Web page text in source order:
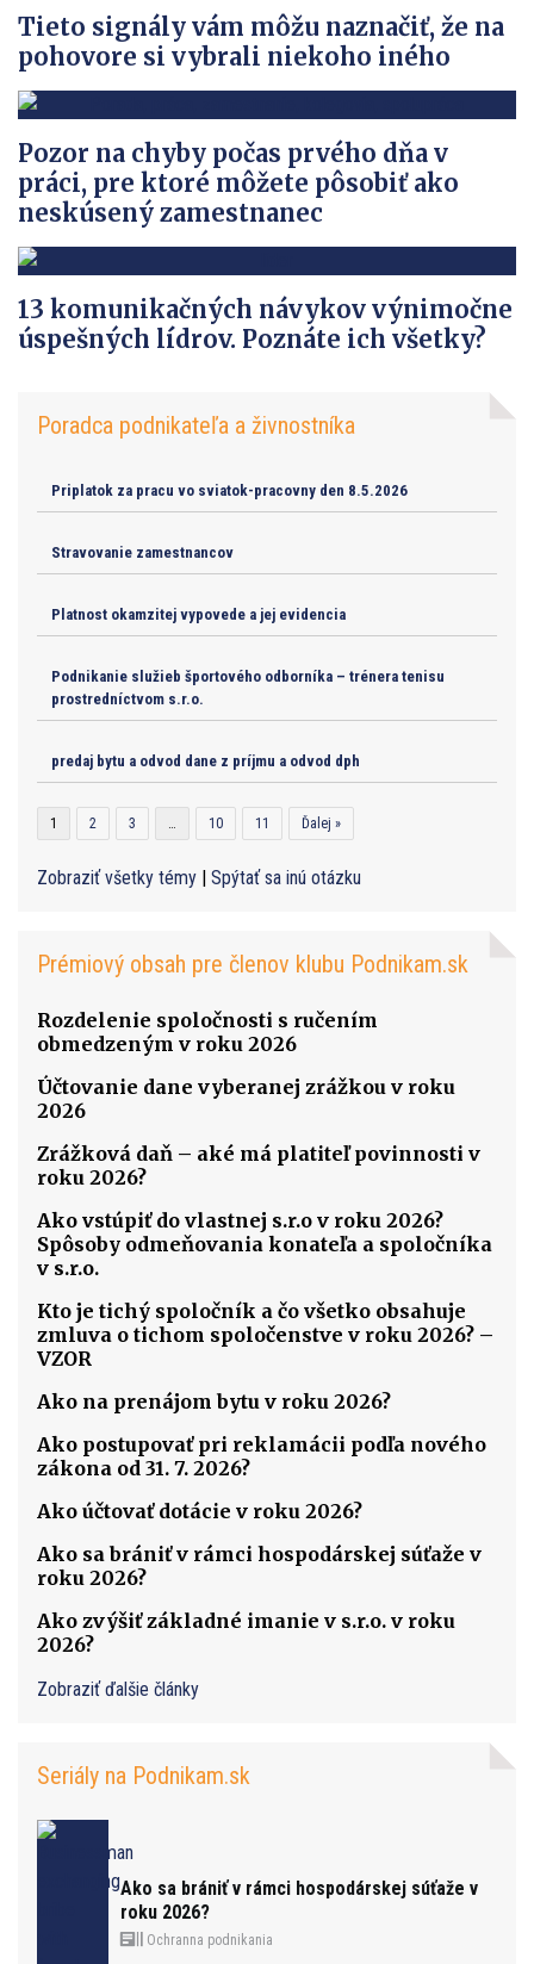
Tieto signály vám môžu naznačiť, že na
pohovore si vybrali niekoho iného
Pozor na chyby počas prvého dňa v
práci, pre ktoré môžete pôsobiť ako
neskúsený zamestnanec
13 komunikačných návykov výnimočne
úspešných lídrov. Poznáte ich všetky?
Poradca podnikateľa a živnostníka
Priplatok za pracu vo sviatok-pracovny den 8.5.2026
Stravovanie zamestnancov
Platnost okamzitej vypovede a jej evidencia
Podnikanie služieb športového odborníka – trénera tenisu
prostredníctvom s.r.o.
predaj bytu a odvod dane z príjmu a odvod dph
1 2 3 … 10 11 Ďalej »
Zobraziť všetky témy Spýtať sa inú otázku
Prémiový obsah pre členov klubu Podnikam.sk
Rozdelenie spoločnosti s ručením
obmedzeným v roku 2026
Účtovanie dane vyberanej zrážkou v roku
2026
Zrážková daň – aké má platiteľ povinnosti v
roku 2026?
Ako vstúpiť do vlastnej s.r.o v roku 2026?
Spôsoby odmeňovania konateľa a spoločníka
v s.r.o.
Kto je tichý spoločník a čo všetko obsahuje
zmluva o tichom spoločenstve v roku 2026? –
VZOR
Ako na prenájom bytu v roku 2026?
Ako postupovať pri reklamácii podľa nového
zákona od 31. 7. 2026?
Ako účtovať dotácie v roku 2026?
Ako sa brániť v rámci hospodárskej súťaže v
roku 2026?
Ako zvýšiť základné imanie v s.r.o. v roku
2026?
Zobraziť ďalšie články
Seriály na Podnikam.sk
Ako sa brániť v rámci hospodárskej súťaže v
roku 2026?
Ochranna podnikania